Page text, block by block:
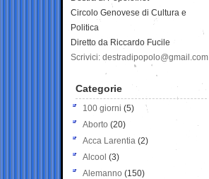
Circolo Genovese di Cultura e
Politica
Diretto da Riccardo Fucile
Scrivici: destradipopolo@gmail.com
Categorie
100 giorni (5)
Aborto (20)
Acca Larentia (2)
Alcool (3)
Alemanno (150)